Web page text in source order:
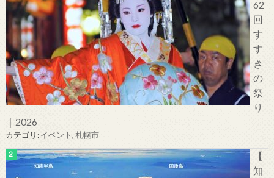
62
回
す
す
き
の
祭
り
｜2026
カテゴリ:イベント,札幌市
【
知